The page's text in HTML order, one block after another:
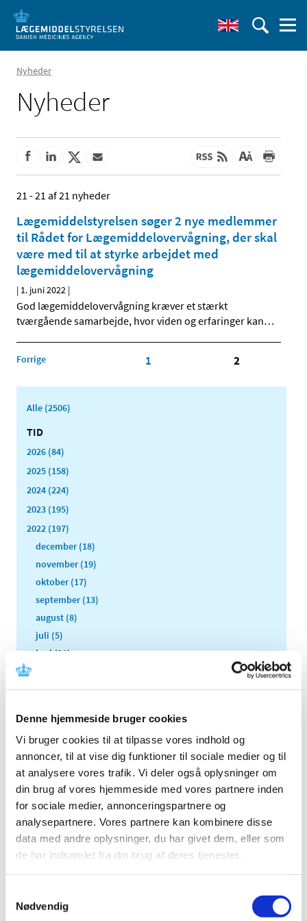
Denne hjemmeside bruger cookies
Vi bruger cookies til at tilpasse vores indhold og
annoncer, til at vise dig funktioner til sociale medier og til
at analysere vores trafik. Vi deler også oplysninger om
din brug af vores hjemmeside med vores partnere inden
for sociale medier, annonceringspartnere og
analysepartnere. Vores partnere kan kombinere disse
data med andre oplysninger, du har givet dem, eller som
de har indsamlet fra din brug af deres tjenester.
Nødvendig
Nyheder
Nyheder
21 - 21 af 21 nyheder
Lægemiddelstyrelsen søger 2 nye medlemmer
til Rådet for Lægemiddelovervågning, der skal
være med til at styrke arbejdet med
lægemiddelovervågning
| 1. juni 2022 |
God lægemiddelovervågning kræver et stærkt
tværgående samarbejde, hvor viden og erfaringer kan…
Forrige 1 2
Alle (2506)
TID
2026 (84)
2025 (158)
2024 (224)
2023 (195)
2022 (197)
december (18)
november (19)
oktober (17)
september (13)
august (8)
juli (5)
juni (21)
april (11)
februar (29)
januar (25)
2021 (516)
2020 (263)
2019 (159)
2018 (150)
2017 (167)
2016 (167)
2015 (33)
2013 (49)